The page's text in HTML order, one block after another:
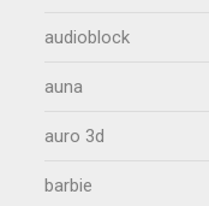
audioblock
auna
auro 3d
barbie